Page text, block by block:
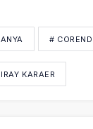
#
KARAER